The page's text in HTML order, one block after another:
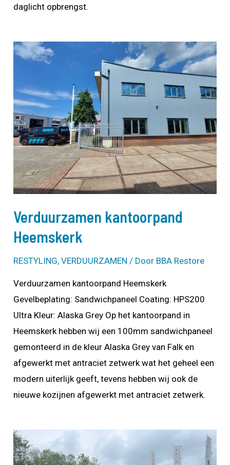
daglicht opbrengst.
Verduurzamen kantoorpand
Heemskerk
RESTYLING,VERDUURZAMEN / Door BBA Restore
Verduurzamen kantoorpand Heemskerk
Gevelbeplating: Sandwichpaneel Coating: HPS200
Ultra Kleur: Alaska Grey Op het kantoorpand in
Heemskerk hebben wij een 100mm sandwichpaneel
gemonteerd in de kleur Alaska Grey van Falk en
afgewerkt met antraciet zetwerk wat het geheel een
modern uiterlijk geeft, tevens hebben wij ook de
nieuwe kozijnen afgewerkt met antraciet zetwerk.